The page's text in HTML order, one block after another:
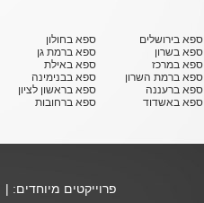
ספא בירושלים
ספא בשרון
ספא במרכז
ספא ברמת השרון
ספא ברעננה
ספא באשדוד
ספא בחולון
ספא ברמת גן
ספא באילת
ספא בבנימינה
ספא בראשון לציון
ספא ברחובות
פרוייקטים מיוחדים: |